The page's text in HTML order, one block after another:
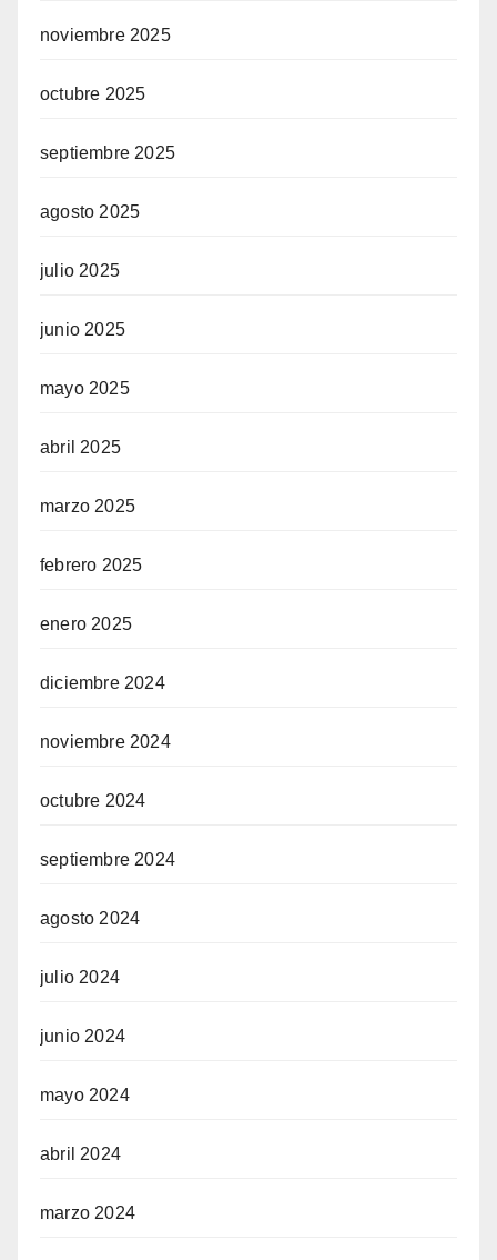
noviembre 2025
octubre 2025
septiembre 2025
agosto 2025
julio 2025
junio 2025
mayo 2025
abril 2025
marzo 2025
febrero 2025
enero 2025
diciembre 2024
noviembre 2024
octubre 2024
septiembre 2024
agosto 2024
julio 2024
junio 2024
mayo 2024
abril 2024
marzo 2024